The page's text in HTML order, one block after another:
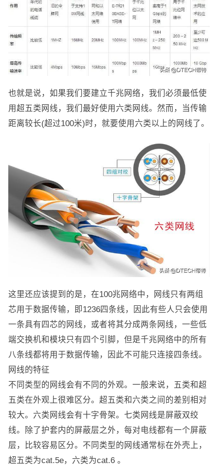
也就是说，如果我们要建立千兆网络，我们必须最低使
用超五类网线，我们最好使用六类网线。然而，当传输
距离较长(超过100米)时，就要使用六类以上的网线了。
这里还应该提到的是，在100兆网络中，网线只有两组
芯用于数据传输，即1236四条线，因此有些人只会使用
一条具有四芯的网线，或者将其分成两条网线，一些低
端交换机和模块只有四个引脚，但是千兆网络中的所有
八条线都将用于数据传输，因此不可能只连接四条线。
网线的特征
不同类型的网线会有不同的外观。一般来说，五类和超
五类在外观上很难区分。超五类和六类之间的差别相对
较大。六类网线会有十字骨架。七类网线是屏蔽双绞
线。除了护套内的屏蔽层之外，每对电线都有一个屏蔽
层，比较容易区分。不同类型的网线通常标在外壳上，
超五类为cat.5e，六类为cat.6 。